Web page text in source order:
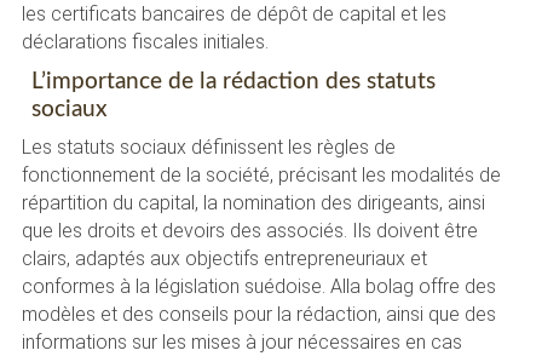
les certificats bancaires de dépôt de capital et les
déclarations fiscales initiales.
L’importance de la rédaction des statuts
sociaux
Les statuts sociaux définissent les règles de
fonctionnement de la société, précisant les modalités de
répartition du capital, la nomination des dirigeants, ainsi
que les droits et devoirs des associés. Ils doivent être
clairs, adaptés aux objectifs entrepreneuriaux et
conformes à la législation suédoise. Alla bolag offre des
modèles et des conseils pour la rédaction, ainsi que des
informations sur les mises à jour nécessaires en cas